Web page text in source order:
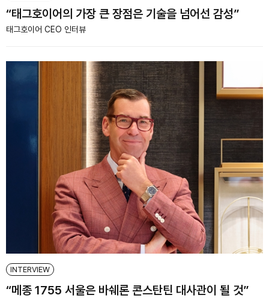
“태그호이어의 가장 큰 장점은 기술을 넘어선 감성”
태그호이어 CEO 인터뷰
INTERVIEW
“메종 1755 서울은 바쉐론 콘스탄틴 대사관이 될 것”